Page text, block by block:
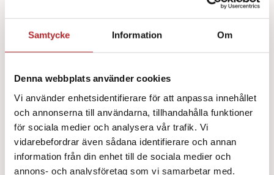
Samtycke Information Om
Denna webbplats använder cookies
Vi använder enhetsidentifierare för att anpassa innehållet
och annonserna till användarna, tillhandahålla funktioner
för sociala medier och analysera vår trafik. Vi
vidarebefordrar även sådana identifierare och annan
information från din enhet till de sociala medier och
annons- och analysföretag som vi samarbetar med.